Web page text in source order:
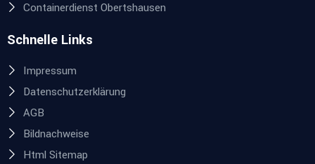
Containerdienst Obertshausen
Schnelle Links
Impressum
Datenschutzerklärung
AGB
Bildnachweise
Html Sitemap